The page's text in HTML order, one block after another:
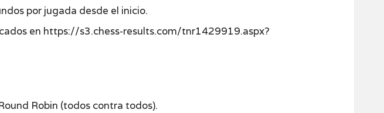
por jugada desde el inicio.
en https://s3.chess-results.com/tnr1429919.aspx?
Robin (todos contra todos).